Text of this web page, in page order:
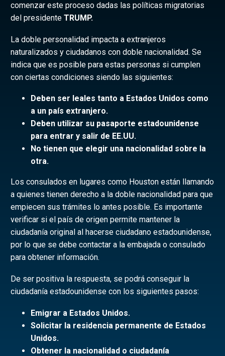
comenzar este proceso dadas las políticas migratorias
del presidente TRUMP.
La doble personalidad impacta a extranjeros
naturalizados y ciudadanos con doble nacionalidad. Se
indica que es posible para estas personas si cumplen
con ciertas condiciones siendo las siguientes:
Deben ser leales tanto a Estados Unidos como
a un país extranjero.
Deben utilizar su pasaporte estadounidense
para entrar y salir de EE.UU.
No tienen que elegir una nacionalidad sobre la
otra.
Los consulados en lugares como Houston están llamando
a quienes tienen derecho a la doble nacionalidad para que
empiecen sus trámites lo antes posible. Es importante
verificar si el país de origen permite mantener la
ciudadanía original al hacerse ciudadano estadounidense,
por lo que se debe contactar a la embajada o consulado
para obtener información.
De ser positiva la respuesta, se podrá conseguir la
ciudadanía estadounidense con los siguientes pasos:
Emigrar a Estados Unidos.
Solicitar la residencia permanente de Estados
Unidos.
Obtener la nacionalidad o ciudadanía